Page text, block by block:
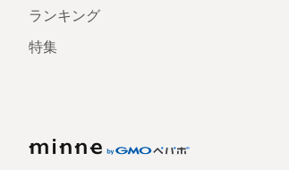
ランキング
特集